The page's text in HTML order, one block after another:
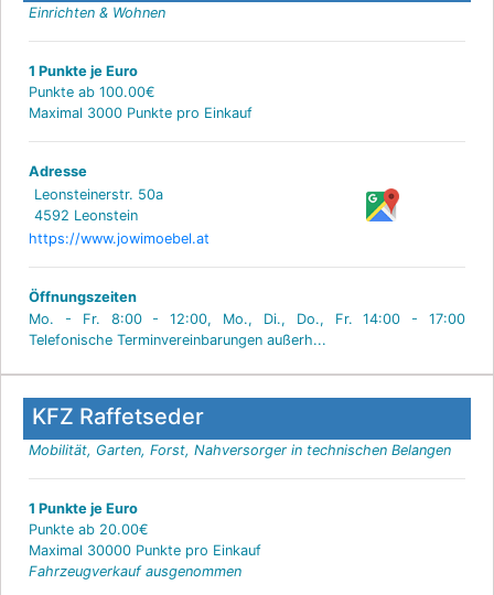
Einrichten & Wohnen
1 Punkte je Euro
Punkte ab 100.00€
Maximal 3000 Punkte pro Einkauf
Adresse
Leonsteinerstr. 50a
4592 Leonstein
https://www.jowimoebel.at
Öffnungszeiten
Mo. - Fr. 8:00 - 12:00, Mo., Di., Do., Fr. 14:00 - 17:00
Telefonische Terminvereinbarungen außerh...
KFZ Raffetseder
Mobilität, Garten, Forst, Nahversorger in technischen Belangen
1 Punkte je Euro
Punkte ab 20.00€
Maximal 30000 Punkte pro Einkauf
Fahrzeugverkauf ausgenommen